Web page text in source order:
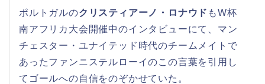
ポルトガルのクリスティアーノ・ロナウド もW杯
南アフリカ大会開催中のインタビューにて、マン
チェスター・ユナイテッド時代のチームメイトで
あったファンニステルローイのこの言葉を引用し
てゴールへの自信をのぞかせていた。